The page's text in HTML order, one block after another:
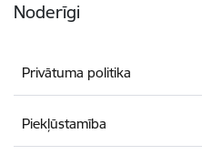
Noderīgi
Privātuma politika
Piekļūstamība